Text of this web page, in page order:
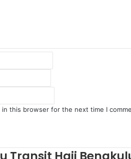
in this browser for the next time I